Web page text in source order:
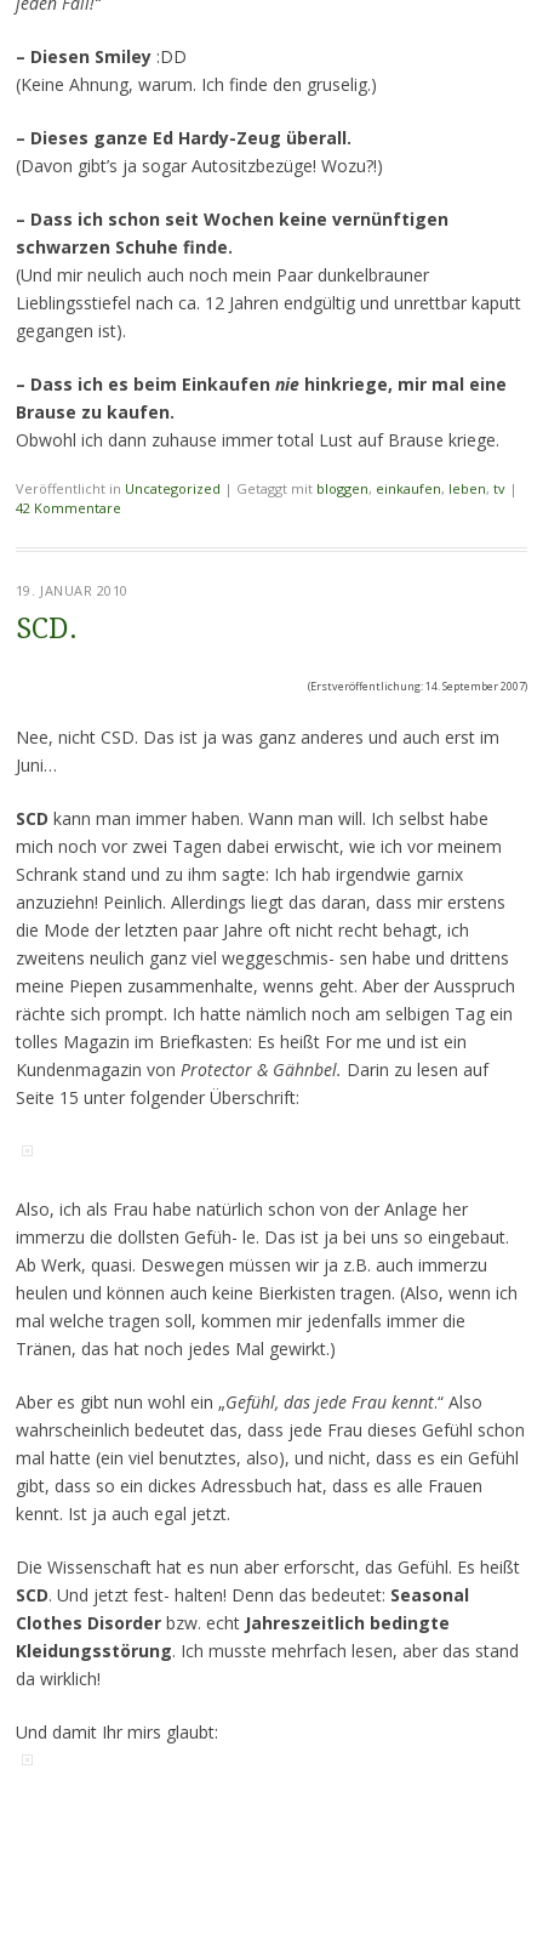
– Diesen Smiley:DD
(Keine Ahnung, warum. Ich finde den gruselig.)
– Dieses ganze Ed Hardy-Zeug überall.
(Davon gibt’s ja sogar Autositzbezüge! Wozu?!)
– Dass ich schon seit Wochen keine vernünftigen
schwarzen Schuhe finde.
(Und mir neulich auch noch mein Paar dunkelbrauner
Lieblingsstiefel nach ca. 12 Jahren endgültig und unrettbar kaputt
gegangen ist).
– Dass ich es beim Einkaufen niehinkriege, mir mal eine
Brause zu kaufen.
Obwohl ich dann zuhause immer total Lust auf Brause kriege.
Veröffentlicht in Uncategorized | Getaggt mit bloggen, einkaufen, leben, tv |
42 Kommentare
19. JANUAR 2010
SCD.
(Erstveröffentlichung: 14. September 2007)
Nee, nicht CSD. Das ist ja was ganz anderes und auch erst im
Juni…
SCD kann man immer haben. Wann man will. Ich selbst habe
mich noch vor zwei Tagen dabei erwischt, wie ich vor meinem
Schrank stand und zu ihm sagte: Ich hab irgendwie garnix
anzuziehn! Peinlich. Allerdings liegt das daran, dass mir erstens
die Mode der letzten paar Jahre oft nicht recht behagt, ich
zweitens neulich ganz viel weggeschmis- sen habe und drittens
meine Piepen zusammenhalte, wenns geht. Aber der Ausspruch
rächte sich prompt. Ich hatte nämlich noch am selbigen Tag ein
tolles Magazin im Briefkasten: Es heißt For me und ist ein
Kundenmagazin von Protector & Gähnbel. Darin zu lesen auf
Seite 15 unter folgender Überschrift:
Also, ich als Frau habe natürlich schon von der Anlage her
immerzu die dollsten Gefüh- le. Das ist ja bei uns so eingebaut.
Ab Werk, quasi. Deswegen müssen wir ja z.B. auch immerzu
heulen und können auch keine Bierkisten tragen. (Also, wenn ich
mal welche tragen soll, kommen mir jedenfalls immer die
Tränen, das hat noch jedes Mal gewirkt.)
Aber es gibt nun wohl ein „Gefühl, das jede Frau kennt.“ Also
wahrscheinlich bedeutet das, dass jede Frau dieses Gefühl schon
mal hatte (ein viel benutztes, also), und nicht, dass es ein Gefühl
gibt, dass so ein dickes Adressbuch hat, dass es alle Frauen
kennt. Ist ja auch egal jetzt.
Die Wissenschaft hat es nun aber erforscht, das Gefühl. Es heißt
SCD. Und jetzt fest- halten! Denn das bedeutet: Seasonal
Clothes Disorder bzw. echt Jahreszeitlich bedingte
Kleidungsstörung. Ich musste mehrfach lesen, aber das stand
da wirklich!
Und damit Ihr mirs glaubt: